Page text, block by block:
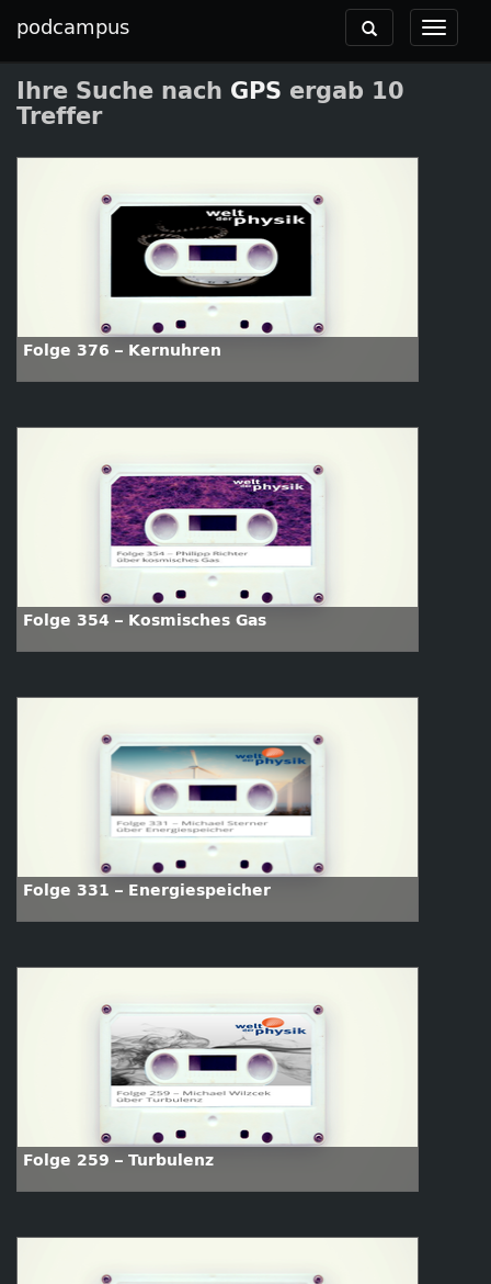
podcampus
Toggle
Toggle
navigation
Ihre Suche nach GPS ergab 10
Treffer
Folge 376 – Kernuhren
Folge 354 – Kosmisches Gas
Folge 331 – Energiespeicher
Folge 259 – Turbulenz